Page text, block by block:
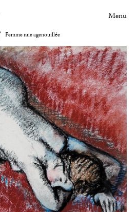
Menu
Femme nue agenouillée